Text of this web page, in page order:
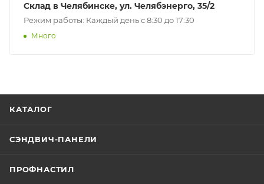
Склад в Челябинске, ул. Челябэнерго, 35/2
Режим работы: Каждый день с 8:30 до 17:30
Много
КАТАЛОГ
СЭНДВИЧ-ПАНЕЛИ
ПРОФНАСТИЛ